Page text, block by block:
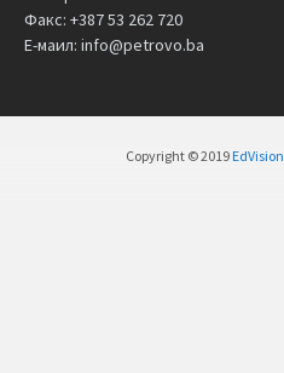
Факс: +387 53 262 720
Е-маил: info@petrovo.ba
Copyright © 2019 EdVision